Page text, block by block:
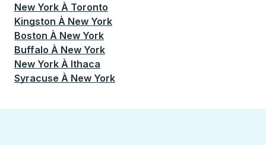
New York À Toronto
Kingston À New York
Boston À New York
Buffalo À New York
New York À Ithaca
Syracuse À New York